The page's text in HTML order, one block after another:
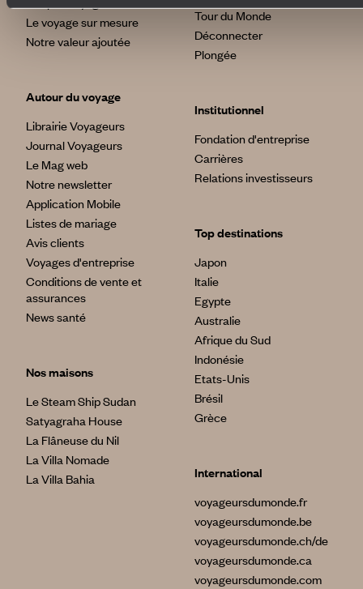
Le voyage sur mesure
Notre valeur ajoutée
Autour du voyage
Librairie Voyageurs
Journal Voyageurs
Le Mag web
Notre newsletter
Application Mobile
Listes de mariage
Avis clients
Voyages d'entreprise
Conditions de vente et
assurances
News santé
Nos maisons
Le Steam Ship Sudan
Satyagraha House
La Flâneuse du Nil
La Villa Nomade
La Villa Bahia
Tour du Monde
Déconnecter
Plongée
Institutionnel
Fondation d'entreprise
Carrières
Relations investisseurs
Top destinations
Japon
Italie
Egypte
Australie
Afrique du Sud
Indonésie
Etats-Unis
Brésil
Grèce
International
voyageursdumonde.fr
voyageursdumonde.be
voyageursdumonde.ch/de
voyageursdumonde.ca
voyageursdumonde.com